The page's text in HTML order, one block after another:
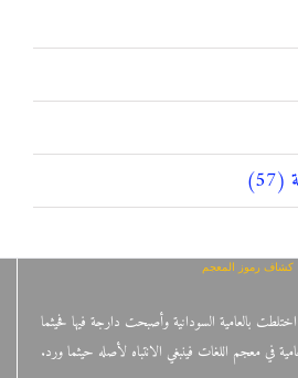
كشاف رموز المعجم
اختلطت بالعامية السودانية وأصبحت دارجة فيها فحيثما
في معجم اللغات فينبغي الانتباه لأصله حيثما ورد.